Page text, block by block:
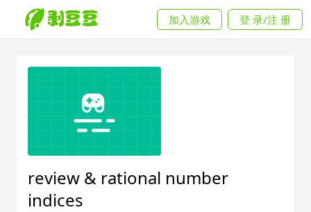
加入游戏 登 录/注 册
review & rational number
indices